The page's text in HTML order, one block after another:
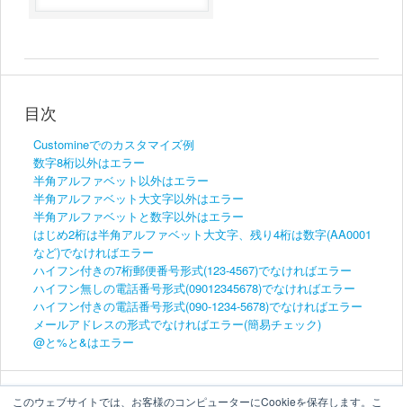
このウェブサイトでは、お客様のコンピューターにCookieを保存します。こ
目次
Customineでのカスタマイズ例
数字8桁以外はエラー
半角アルファベット以外はエラー
半角アルファベット大文字以外はエラー
半角アルファベットと数字以外はエラー
はじめ2桁は半角アルファベット大文字、残り4桁は数字(AA0001
など)でなければエラー
ハイフン付きの7桁郵便番号形式(123-4567)でなければエラー
ハイフン無しの電話番号形式(09012345678)でなければエラー
ハイフン付きの電話番号形式(090-1234-5678)でなければエラー
メールアドレスの形式でなければエラー(簡易チェック)
@と%と&はエラー